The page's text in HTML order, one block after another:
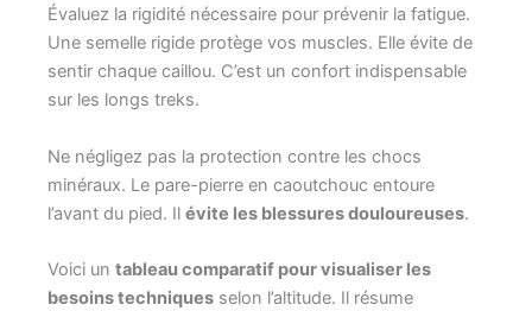
Évaluez la rigidité nécessaire pour prévenir la fatigue.
Une semelle rigide protège vos muscles. Elle évite de
sentir chaque caillou. C’est un confort indispensable
sur les longs treks.
Ne négligez pas la protection contre les chocs
minéraux. Le pare-pierre en caoutchouc entoure
l’avant du pied. Il évite les blessures douloureuses.
Voici un tableau comparatif pour visualiser les
besoins techniques selon l’altitude. Il résume